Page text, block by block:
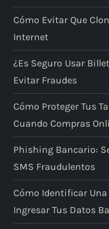
Cómo Evitar Que
Internet
¿Es Seguro Usar
Evitar Fraudes
Cómo Proteger Tus
Cuando Compras
Phishing Bancario:
SMS Fraudulentos
Cómo Identificar Una
Ingresar Tus Datos